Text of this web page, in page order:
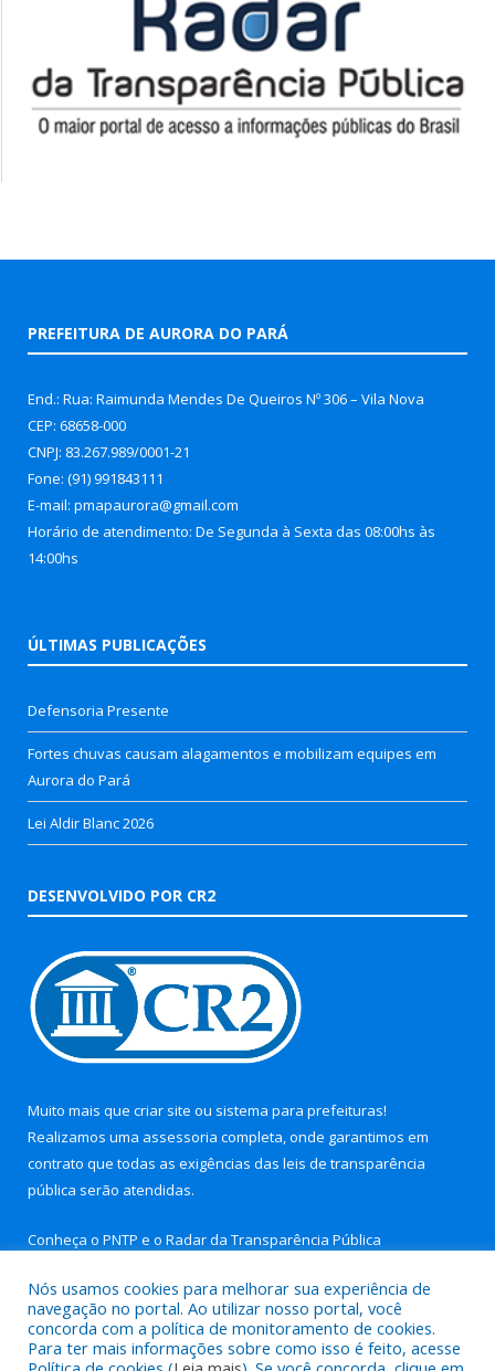
PREFEITURA DE AURORA DO PARÁ
End.: Rua: Raimunda Mendes De Queiros Nº 306 – Vila Nova
CEP: 68658-000
CNPJ: 83.267.989/0001-21
Fone: (91) 991843111
E-mail: pmapaurora@gmail.com
Horário de atendimento: De Segunda à Sexta das 08:00hs às
14:00hs
ÚLTIMAS PUBLICAÇÕES
Defensoria Presente
Fortes chuvas causam alagamentos e mobilizam equipes em
Aurora do Pará
Lei Aldir Blanc 2026
DESENVOLVIDO POR CR2
Muito mais que criar site ou sistema para prefeituras!
Realizamos uma assessoria completa, onde garantimos em
contrato que todas as exigências das leis de transparência
pública serão atendidas.
Conheça o PNTP e o Radar da Transparência Pública
Todos os direitos reservados a Prefeitura Municipal de Aurora
Nós usamos cookies para melhorar sua experiência de
navegação no portal. Ao utilizar nosso portal, você
concorda com a política de monitoramento de cookies.
Para ter mais informações sobre como isso é feito, acesse